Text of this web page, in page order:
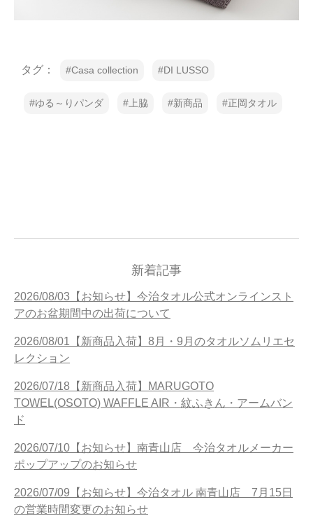
新着記事
2026/08/03【お知らせ】今治タオル公式オンラインスト
アのお盆期間中の出荷について
2026/08/01【新商品入荷】8月・9月のタオルソムリエセ
レクション
2026/07/18【新商品入荷】MARUGOTO
TOWEL(OSOTO) WAFFLE AIR・紋ふきん・アームバン
ド
2026/07/10【お知らせ】南青山店 今治タオルメーカー
ポップアップのお知らせ
2026/07/09【お知らせ】今治タオル 南青山店 7月15日
の営業時間変更のお知らせ
タグ： Casa collection DI LUSSO
ゆる～りパンダ 上脇 新商品 正岡タオル